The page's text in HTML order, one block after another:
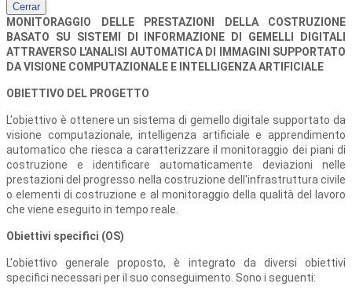
Cerrar
MONITORAGGIO DELLE PRESTAZIONI DELLA COSTRUZIONE
BASATO SU SISTEMI DI INFORMAZIONE DI GEMELLI DIGITALI
ATTRAVERSO L'ANALISI AUTOMATICA DI IMMAGINI SUPPORTATO
DA VISIONE COMPUTAZIONALE E INTELLIGENZA ARTIFICIALE
OBIETTIVO DEL PROGETTO
L'obiettivo è ottenere un sistema di gemello digitale supportato da
visione computazionale, intelligenza artificiale e apprendimento
automatico che riesca a caratterizzare il monitoraggio dei piani di
costruzione e identificare automaticamente deviazioni nelle
prestazioni del progresso nella costruzione dell'infrastruttura civile
o elementi di costruzione e al monitoraggio della qualità del lavoro
che viene eseguito in tempo reale.
Obiettivi specifici (OS)
L'obiettivo generale proposto, è integrato da diversi obiettivi
specifici necessari per il suo conseguimento. Sono i seguenti: